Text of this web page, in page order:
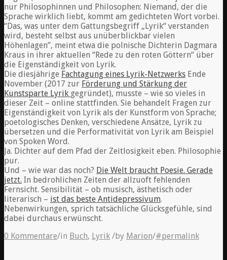
nur Philosophinnen und Philosophen: Niemand, der die
Sprache wirklich liebt, kommt am gedichteten Wort vorbei.
“Das, was unter dem Gattungsbegriff „Lyrik“ verstanden
wird, besteht selbst aus unüberblickbar vielen
Höhenlagen”, meint etwa die polnische Dichterin Dagmara
Kraus in ihrer aktuellen “Rede zu den roten Göttern“ über
die Eigenständigkeit von Lyrik.
Die diesjährige Fachtagung eines Lyrik-Netzwerks Ende
November (2017 zur Förderung und Stärkung der
Kunstsparte Lyrik gegründet), musste – wie so vieles in
dieser Zeit – online stattfinden. Sie behandelt Fragen zur
Eigenständigkeit von Lyrik als der Kunstform von Sprache;
poetologisches Denken, verschiedene Ansätze, Lyrik zu
übersetzen und die Performativität von Lyrik am Beispiel
von Spoken Word.
Ja. Dichter auf dem Pfad der Zeitlosigkeit eben. Philosophie
pur.
Und – wie war das noch? Die Welt braucht Poesie. Gerade
jetzt. In bedrohlichen Zeiten der allzuoft fehlenden
Fernsicht. Sensibilität – ob musisch, ästhetisch oder
literarisch – ist das beste Antidepressivum.
Nebenwirkungen, sprich tatsächliche Glücksgefühle, sind
dabei durchaus erwünscht.
0 Kommentare/in Buch, Lyrik /by Marion/#permalink